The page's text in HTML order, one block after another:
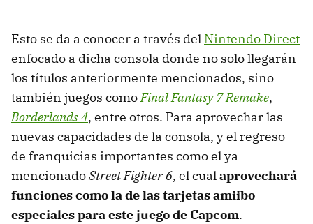
Esto se da a conocer a través del Nintendo Direct
enfocado a dicha consola donde no solo llegarán
los títulos anteriormente mencionados, sino
también juegos comoFinal Fantasy 7 Remake,
Borderlands 4, entre otros. Para aprovechar las
nuevas capacidades de la consola, y el regreso
de franquicias importantes como el ya
mencionadoStreet Fighter 6, el cualaprovechará
funciones como la de las tarjetas amiibo
especiales para este juego de Capcom.